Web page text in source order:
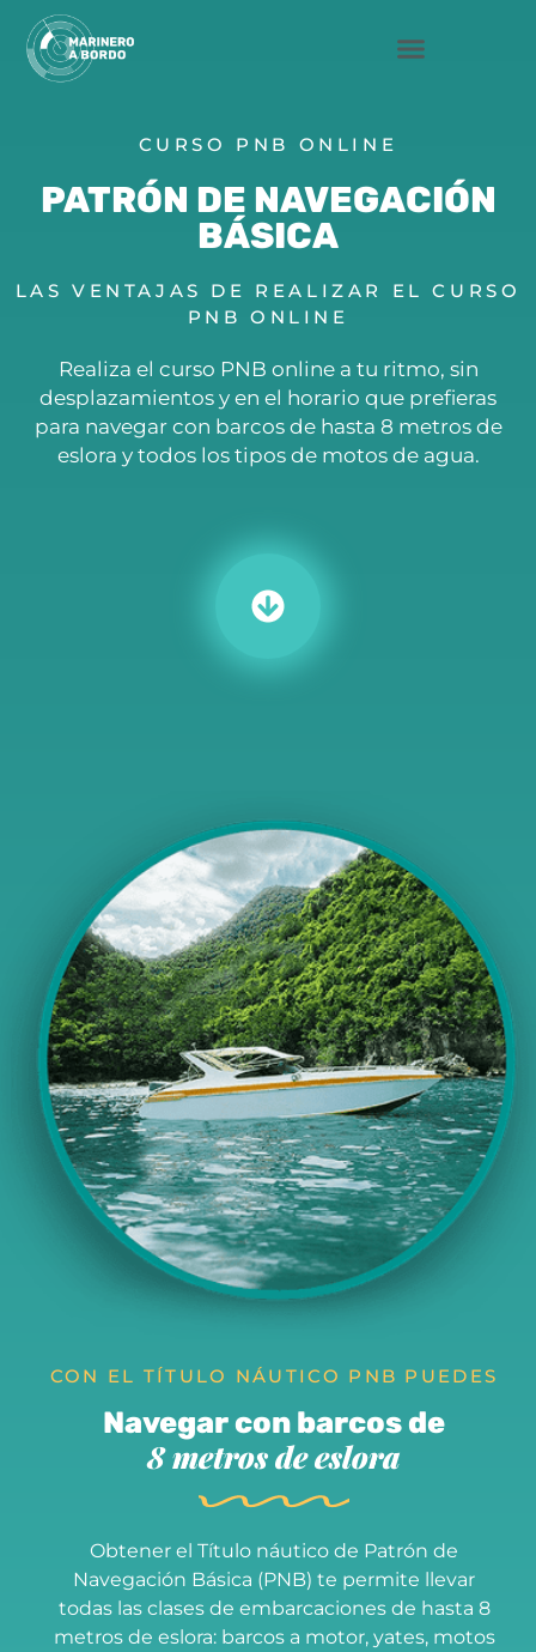
Saltar
CURSO PNB ONLINE
PATRÓN DE NAVEGACIÓN
BÁSICA
LAS VENTAJAS DE REALIZAR EL CURSO
PNB ONLINE
Realiza el curso PNB online a tu ritmo, sin
desplazamientos y en el horario que prefieras
para navegar con barcos de hasta 8 metros de
eslora y todos los tipos de motos de agua.
CON EL TÍTULO NÁUTICO PNB PUEDES
Navegar con barcos de
8 metros de eslora
Obtener el Título náutico de Patrón de
Navegación Básica (PNB) te permite llevar
todas las clases de embarcaciones de hasta 8
metros de eslora: barcos a motor, yates, motos